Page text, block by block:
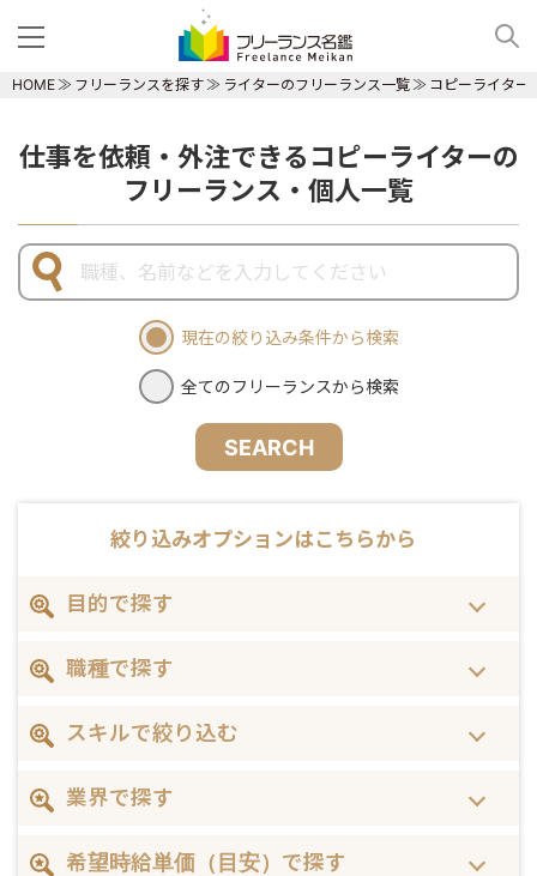
HOME フリーランスを探す ライターのフリーランス一覧 コピーライター
仕事を依頼・外注できるコピーライターの
フリーランス・個人一覧
現在の絞り込み条件から検索
全てのフリーランスから検索
SEARCH
絞り込みオプションはこちらから
目的で探す
職種で探す
スキルで絞り込む
業界で探す
希望時給単価（目安）で探す